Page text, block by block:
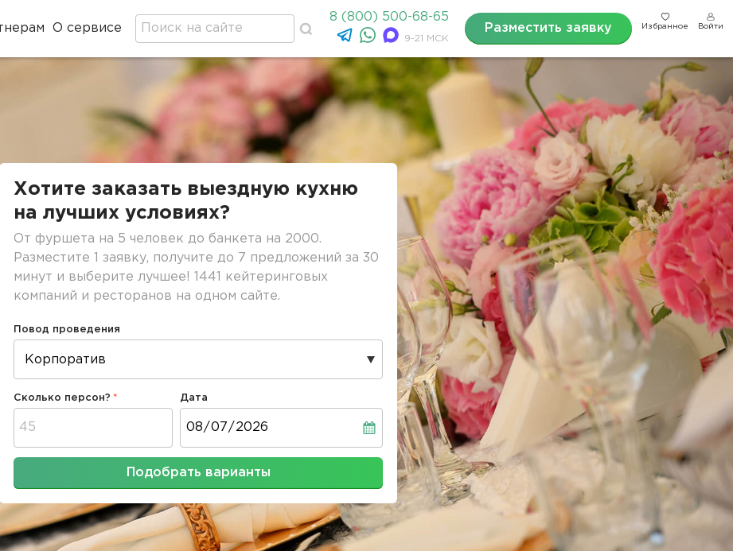
О сервисе
8 (800) 500-68-65
9-21 МСК
Разместить заявку Избранное Войти
Хотите заказать выездную кухню
на лучших условиях?
От фуршета на 5 человек до банкета на 2000.
Разместите 1 заявку, получите до 7 предложений за 30
минут и выберите лучшее! 1441 кейтеринговых
компаний и ресторанов на одном сайте.
Повод проведения
Сколько персон? Дата
Подобрать варианты